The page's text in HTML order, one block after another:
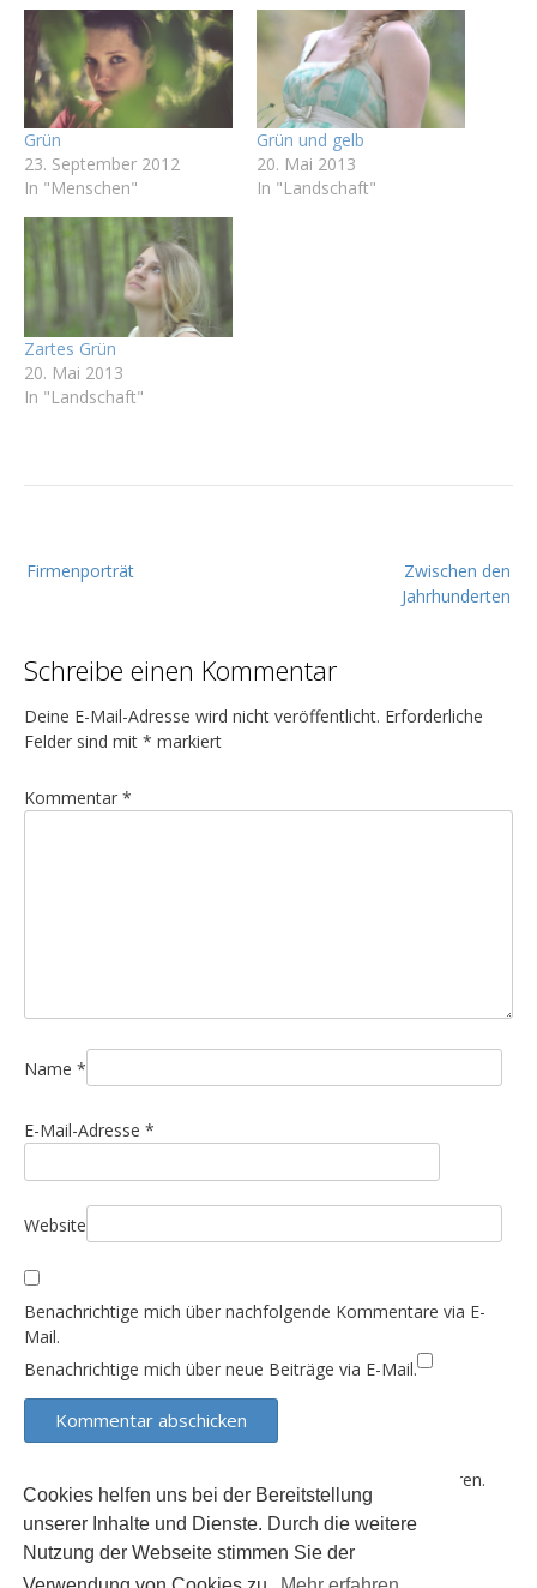
Cookies helfen uns bei der Bereitstellung
unserer Inhalte und Dienste. Durch die weitere
Nutzung der Webseite stimmen Sie der
Grün
23. September 2012
In "Menschen"
Grün und gelb
20. Mai 2013
In "Landschaft"
Zartes Grün
20. Mai 2013
In "Landschaft"
e
t
r
a
g
s
n
t
i
o
n
Zwischen den
Jahrhunderten
Firmenporträt
Schreibe einen Kommentar
Deine E-Mail-Adresse wird nicht veröffentlicht. Erforderliche
Felder sind mit * markiert
Kommentar *
Name *
E-Mail-Adresse *
Website
Benachrichtige mich über nachfolgende Kommentare via E-
Mail.
Benachrichtige mich über neue Beiträge via E-Mail.
Diese Website verwendet Akismet, um Spam zu reduzieren.
Erfahre, wie deine Kommentardaten verarbeitet werden.